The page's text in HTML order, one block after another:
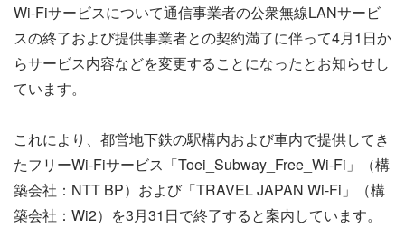
Wi-Fiサービスについて通信事業者の公衆無線LANサービ
スの終了および提供事業者との契約満了に伴って4月1日か
らサービス内容などを変更することになったとお知らせし
ています。
これにより、都営地下鉄の駅構内および車内で提供してき
たフリーWi-Fiサービス「Toei_Subway_Free_Wi-Fi」（構
築会社：NTT BP）および「TRAVEL JAPAN Wi-Fi」（構
築会社：Wi2）を3月31日で終了すると案内しています。